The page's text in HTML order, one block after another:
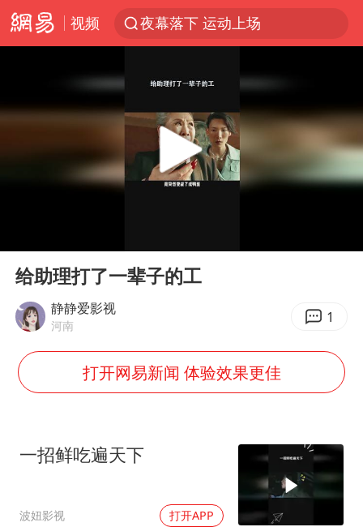
视频
夜幕落下 运动上场
Meta被判支付5.67亿美元
台风白海豚逼近 暴雨大暴雨来袭
47岁妈妈突然产女 26岁女儿：很震惊
实探山东最热的“中国蔬菜之乡”
粉笔发布“自曝式”公开信
哈尔滨暴雨饭店门挡积水
服务实体经济 财政金融打出组合拳
Play
给助理打了一辈子的工
静静爱影视
河南 1
打开网易新闻 体验效果更佳
一招鲜吃遍天下
波妞影视 打开APP